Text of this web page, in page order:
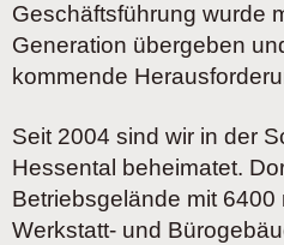
Geschäftsführung wurde
Generation übergeben
kommende
Seit 2004 sind wir in der
Hessental beheimatet.
Betriebsgelände mit 6400
Werkstatt- und